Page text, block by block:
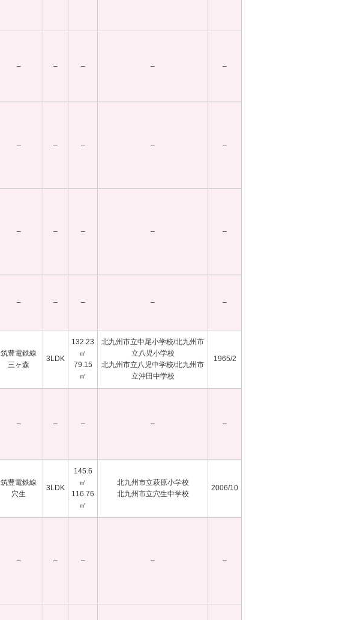
– – – – –
– – – – –
– – – – –
– – – – –
筑豊電鉄線
三ヶ森
3LDK
132.23
㎡
79.15
㎡
北九州市立中尾小学校/北九州市
立八児小学校
北九州市立八児中学校/北九州市
立沖田中学校
1965/2
– – – – –
筑豊電鉄線
穴生
3LDK
145.6
㎡
116.76
㎡
北九州市立萩原小学校
北九州市立穴生中学校
2006/10
– – – – –